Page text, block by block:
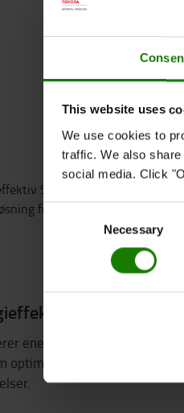
This website uses
We use cookies to
traffic. We also
social media. Click
Consent
Necessary
energiforbruget
optimerede og jævne